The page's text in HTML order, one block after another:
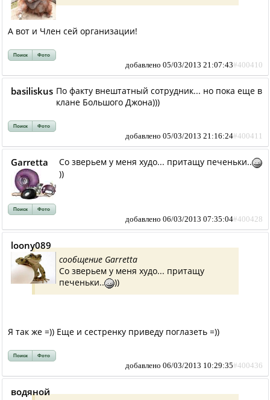
А вот и Член сей организации!
Поиск Фото
добавлено 05/03/2013 21:07:43#400410
basiliskus По факту внештатный сотрудник... но пока еще в
клане Большого Джона)))
Поиск Фото
добавлено 05/03/2013 21:16:24#400411
Garretta
Со зверьем у меня худо... притащу печеньки..
))
Поиск Фото
добавлено 06/03/2013 07:35:04#400428
loony089
сообщение Garretta
Со зверьем у меня худо... притащу
печеньки..
))
Я так же =)) Еще и сестренку приведу поглазеть =))
Поиск Фото
добавлено 06/03/2013 10:29:35#400436
водяной